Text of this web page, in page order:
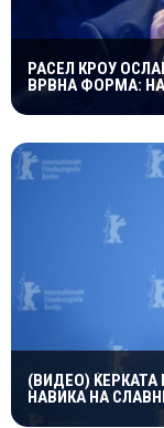
РАСЕЛ КРОУ
ВРВНА ФОРМА:
(ВИДЕО)
НАВИКА НА